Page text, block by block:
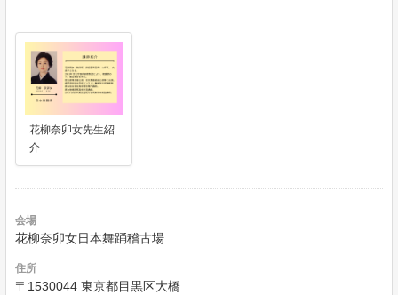
花柳奈卯女先生紹
介
会場
花柳奈卯女日本舞踊稽古場
住所
〒1530044 東京都目黒区大橋